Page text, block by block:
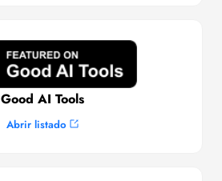
Good AI Tools
Abrir listado